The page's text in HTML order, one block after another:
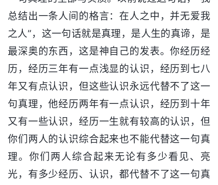
总结出一条人间的格言：在人之中，并无爱我
之人”，这一句话就是真理，是人生的真谛，是
最深奥的东西，这是神自己的发表。你经历经
历，经历三年有一点浅显的认识，经历到七八
年又有点认识，但这些认识永远代替不了这一
句真理，他经历两年有一点认识，经历到十年
又有一些认识，经历一生就有较高的认识，但
你们两人的认识综合起来也不能代替这一句真
理。你们两人综合起来无论有多少看见、亮
光，有多少经历、认识，都代替不了这一句真